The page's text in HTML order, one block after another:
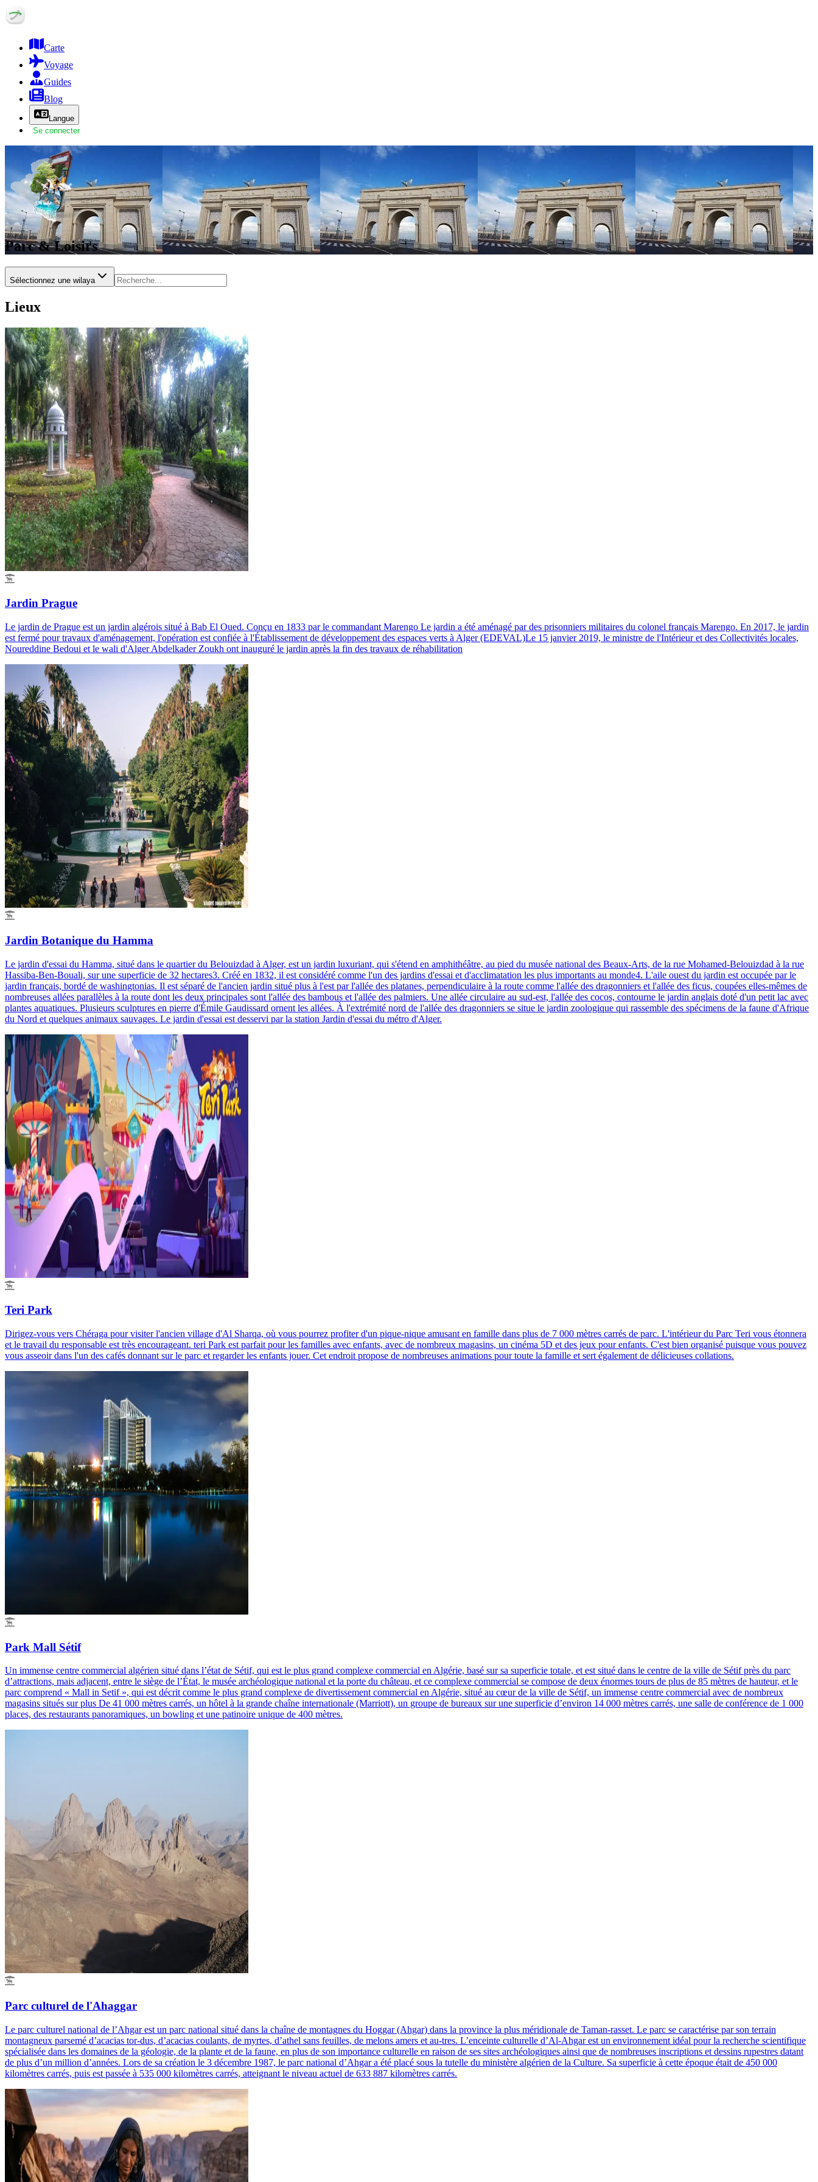
Carte
Voyage
Guides
Blog
Langue
Se connecter
Parc & Loisirs
Sélectionnez une wilaya
Lieux
Jardin Prague
Le jardin de Prague est un jardin algérois situé à Bab El Oued. Conçu en 1833 par le commandant Marengo Le jardin a été aménagé par des prisonniers militaires du colonel français Marengo. En 2017, le jardin
est fermé pour travaux d'aménagement, l'opération est confiée à l'Établissement de développement des espaces verts à Alger (EDEVAL)Le 15 janvier 2019, le ministre de l'Intérieur et des Collectivités locales,
Noureddine Bedoui et le wali d'Alger Abdelkader Zoukh ont inauguré le jardin après la fin des travaux de réhabilitation
Jardin Botanique du Hamma
Le jardin d'essai du Hamma, situé dans le quartier du Belouizdad à Alger, est un jardin luxuriant, qui s'étend en amphithéâtre, au pied du musée national des Beaux-Arts, de la rue Mohamed-Belouizdad à la rue
Hassiba-Ben-Bouali, sur une superficie de 32 hectares3. Créé en 1832, il est considéré comme l'un des jardins d'essai et d'acclimatation les plus importants au monde4. L'aile ouest du jardin est occupée par le
jardin français, bordé de washingtonias. Il est séparé de l'ancien jardin situé plus à l'est par l'allée des platanes, perpendiculaire à la route comme l'allée des dragonniers et l'allée des ficus, coupées elles-mêmes de
nombreuses allées parallèles à la route dont les deux principales sont l'allée des bambous et l'allée des palmiers. Une allée circulaire au sud-est, l'allée des cocos, contourne le jardin anglais doté d'un petit lac avec
plantes aquatiques. Plusieurs sculptures en pierre d'Émile Gaudissard ornent les allées. À l'extrémité nord de l'allée des dragonniers se situe le jardin zoologique qui rassemble des spécimens de la faune d'Afrique
du Nord et quelques animaux sauvages. Le jardin d'essai est desservi par la station Jardin d'essai du métro d'Alger.
Teri Park
Dirigez-vous vers Chéraga pour visiter l'ancien village d'Al Sharqa, où vous pourrez profiter d'un pique-nique amusant en famille dans plus de 7 000 mètres carrés de parc. L'intérieur du Parc Teri vous étonnera
et le travail du responsable est très encourageant. teri Park est parfait pour les familles avec enfants, avec de nombreux magasins, un cinéma 5D et des jeux pour enfants. C'est bien organisé puisque vous pouvez
vous asseoir dans l'un des cafés donnant sur le parc et regarder les enfants jouer. Cet endroit propose de nombreuses animations pour toute la famille et sert également de délicieuses collations.
Park Mall Sétif
Un immense centre commercial algérien situé dans l’état de Sétif, qui est le plus grand complexe commercial en Algérie, basé sur sa superficie totale, et est situé dans le centre de la ville de Sétif près du parc
d’attractions, mais adjacent, entre le siège de l’État, le musée archéologique national et la porte du château, et ce complexe commercial se compose de deux énormes tours de plus de 85 mètres de hauteur, et le
parc comprend « Mall in Setif », qui est décrit comme le plus grand complexe de divertissement commercial en Algérie, situé au cœur de la ville de Sétif, un immense centre commercial avec de nombreux
magasins situés sur plus De 41 000 mètres carrés, un hôtel à la grande chaîne internationale (Marriott), un groupe de bureaux sur une superficie d’environ 14 000 mètres carrés, une salle de conférence de 1 000
places, des restaurants panoramiques, un bowling et une patinoire unique de 400 mètres.
Parc culturel de l'Ahaggar
Le parc culturel national de l’Ahgar est un parc national situé dans la chaîne de montagnes du Hoggar (Ahgar) dans la province la plus méridionale de Taman-rasset. Le parc se caractérise par son terrain
montagneux parsemé d’acacias tor-dus, d’acacias coulants, de myrtes, d’athel sans feuilles, de melons amers et au-tres. L’enceinte culturelle d’Al-Ahgar est un environnement idéal pour la recherche scientifique
spécialisée dans les domaines de la géologie, de la plante et de la faune, en plus de son importance culturelle en raison de ses sites archéologiques ainsi que de nombreuses inscriptions et dessins rupestres datant
de plus d’un million d’années. Lors de sa création le 3 décembre 1987, le parc national d’Ahgar a été placé sous la tutelle du ministère algérien de la Culture. Sa superficie à cette époque était de 450 000
kilomètres carrés, puis est passée à 535 000 kilomètres carrés, atteignant le niveau actuel de 633 887 kilomètres carrés.